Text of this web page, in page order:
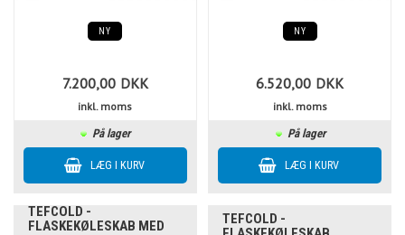
NY
7.200,00 DKK
inkl. moms
På lager
NY
6.520,00 DKK
inkl. moms
På lager
TEFCOLD -
FLASKEKØLESKAB MED
TEFCOLD -